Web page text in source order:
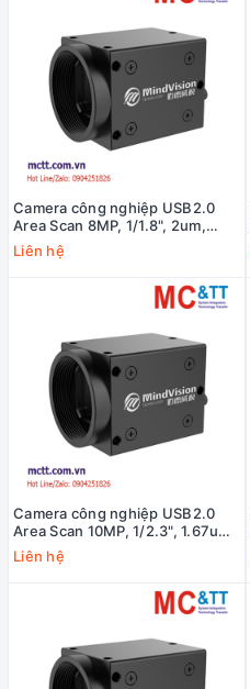
Camera công nghiệp USB2.0
Area Scan 8MP, 1/1.8", 2um,
3840*2096, 20fps MindVision
MV-UM801C
Liên hệ
Camera công nghiệp USB2.0
Area Scan 10MP, 1/2.3", 1.67um,
3664x2748, 5fps MindVision
MV-UBS1000C
Liên hệ